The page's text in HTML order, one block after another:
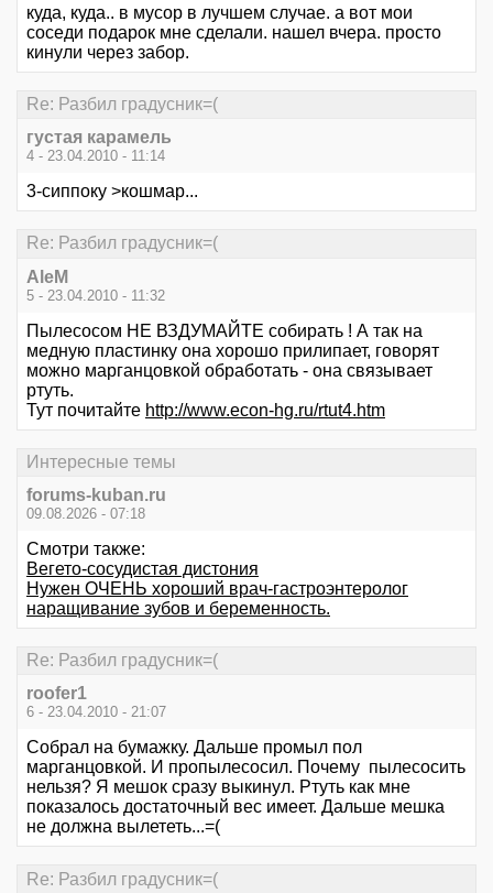
куда, куда.. в мусор в лучшем случае. а вот мои
соседи подарок мне сделали. нашел вчера. просто
кинули через забор.
Re: Разбил градусник=(
густая карамель
4 - 23.04.2010 - 11:14
3-сиппоку >кошмар...
Re: Разбил градусник=(
AleM
5 - 23.04.2010 - 11:32
Пылесосом НЕ ВЗДУМАЙТЕ собирать ! А так на
медную пластинку она хорошо прилипает, говорят
можно марганцовкой обработать - она связывает
ртуть.
Тут почитайте http://www.econ-hg.ru/rtut4.htm
Интересные темы
forums-kuban.ru
09.08.2026 - 07:18
Смотри также:
Вегето-сосудистая дистония
Нужен ОЧЕНЬ хороший врач-гастроэнтеролог
наращивание зубов и беременность.
Re: Разбил градусник=(
roofer1
6 - 23.04.2010 - 21:07
Собрал на бумажку. Дальше промыл пол
марганцовкой. И пропылесосил. Почему пылесосить
нельзя? Я мешок сразу выкинул. Ртуть как мне
показалось достаточный вес имеет. Дальше мешка
не должна вылететь...=(
Re: Разбил градусник=(